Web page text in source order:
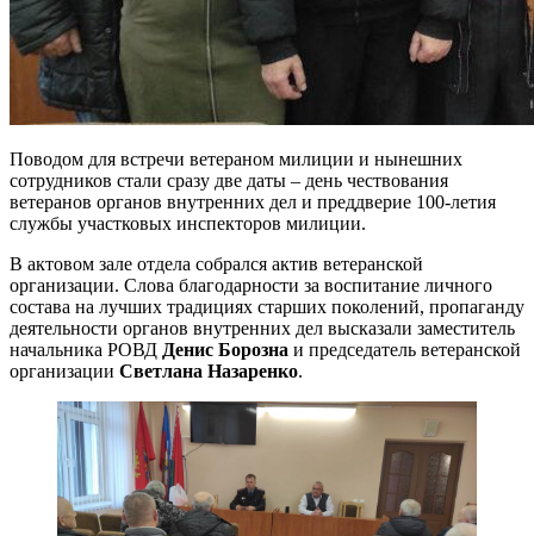
Поводом для встречи ветераном милиции и нынешних
сотрудников стали сразу две даты – день чествования
ветеранов органов внутренних дел и преддверие 100-летия
службы участковых инспекторов милиции.
В актовом зале отдела собрался актив ветеранской
организации. Слова благодарности за воспитание личного
состава на лучших традициях старших поколений, пропаганду
деятельности органов внутренних дел высказали заместитель
начальника РОВД Денис Борозна и председатель ветеранской
организации Светлана Назаренко.